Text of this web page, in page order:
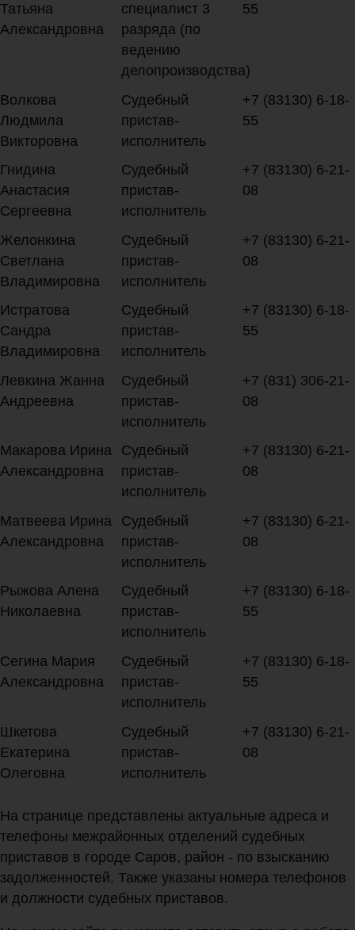
Татьяна
Александровна
специалист 3
разряда (по
ведению
делопроизводства)
55
Волкова
Людмила
Викторовна
Судебный
пристав-
исполнитель
+7 (83130) 6-18-
55
Гнидина
Анастасия
Сергеевна
Судебный
пристав-
исполнитель
+7 (83130) 6-21-
08
Желонкина
Светлана
Владимировна
Судебный
пристав-
исполнитель
+7 (83130) 6-21-
08
Истратова
Сандра
Владимировна
Судебный
пристав-
исполнитель
+7 (83130) 6-18-
55
Левкина Жанна
Андреевна
Судебный
пристав-
исполнитель
+7 (831) 306-21-
08
Макарова Ирина
Александровна
Судебный
пристав-
исполнитель
+7 (83130) 6-21-
08
Матвеева Ирина
Александровна
Судебный
пристав-
исполнитель
+7 (83130) 6-21-
08
Рыжова Алена
Николаевна
Судебный
пристав-
исполнитель
+7 (83130) 6-18-
55
Сегина Мария
Александровна
Судебный
пристав-
исполнитель
+7 (83130) 6-18-
55
Шкетова
Екатерина
Олеговна
Судебный
пристав-
исполнитель
+7 (83130) 6-21-
08
На странице представлены актуальные адреса и
телефоны межрайонных отделений судебных
приставов в городе Саров, район - по взысканию
задолженностей. Также указаны номера телефонов
и должности судебных приставов.